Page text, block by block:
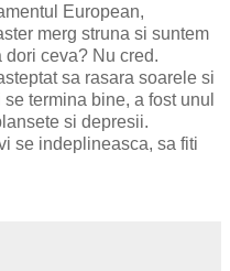
European,
merg struna si suntem
ceva? Nu cred.
sa rasara soarele si
termina bine, a fost unul
si depresii.
se indeplineasca, sa fiti